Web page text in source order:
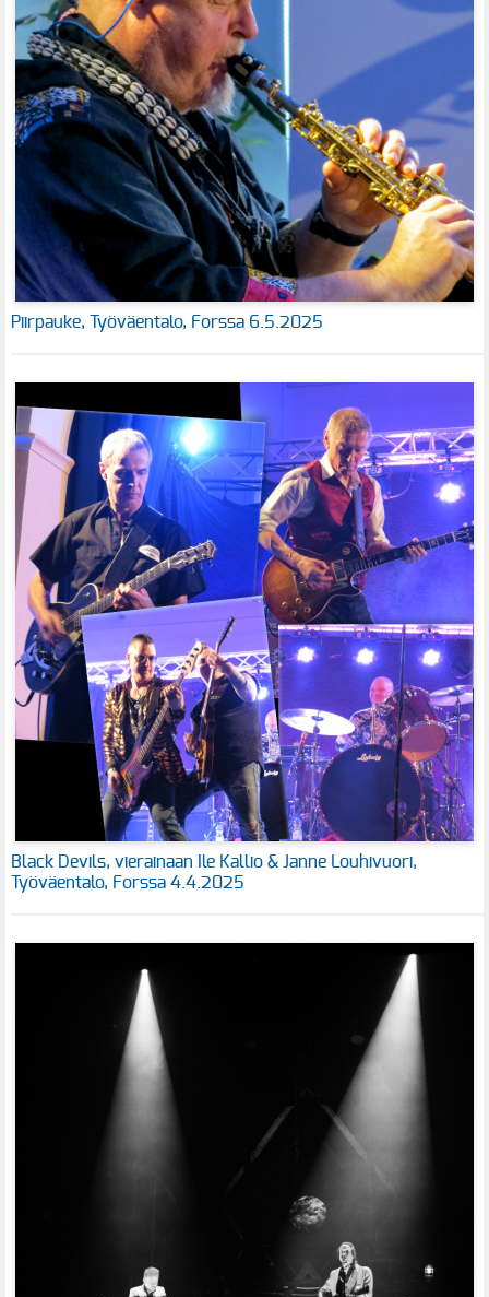
Piirpauke, Työväentalo, Forssa 6.5.2025
Black Devils, vierainaan Ile Kallio & Janne Louhivuori,
Työväentalo, Forssa 4.4.2025